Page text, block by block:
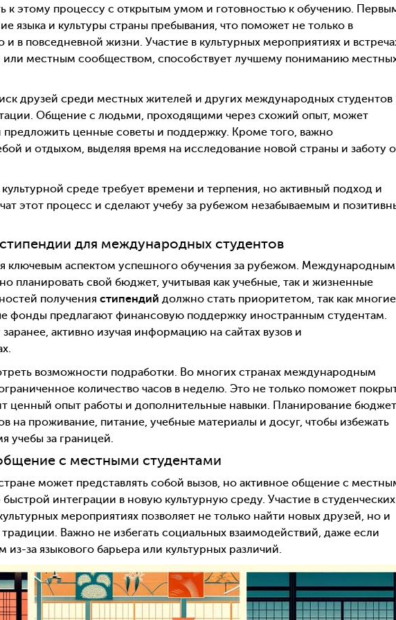
к этому процессу с открытым умом и готовностью к обучению.
языка и культуры страны пребывания, что поможет не только в
и в повседневной жизни. Участие в культурных мероприятиях и
или местным сообществом, способствует лучшему пониманию
друзей среди местных жителей и других международных студентов
Общение с людьми, проходящими через схожий опыт, может
предложить ценные советы и поддержку. Кроме того, важно
и отдыхом, выделяя время на исследование новой страны и заботу о
среде требует времени и терпения, но активный подход и
этот процесс и сделают учебу за рубежом незабываемым и
для международных студентов
ключевым аспектом успешного обучения за рубежом. Международным
планировать свой бюджет, учитывая как учебные, так и жизненные
получения стипендий должно стать приоритетом, так как многие
фонды предлагают финансовую поддержку иностранным студентам.
активно изучая информацию на сайтах вузов и
возможности подработки. Во многих странах международным
количество часов в неделю. Это не только поможет
ценный опыт работы и дополнительные навыки. Планирование
на проживание, питание, учебные материалы и досуг, чтобы избежать
учебы за границей.
с местными студентами
может представлять собой вызов, но активное общение с
интеграции в новую культурную среду. Участие в студенческих
мероприятиях позволяет не только найти новых друзей, но и
Важно не избегать социальных взаимодействий, даже если
за языкового барьера или культурных различий.